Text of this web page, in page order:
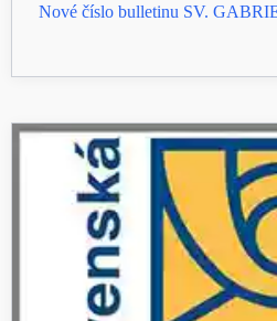
Nové číslo bulletinu SV.